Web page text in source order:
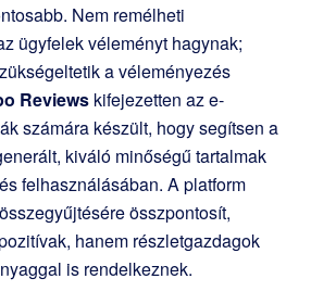
Nem remélheti
ügyfelek véleményt hagynak;
a véleményezés
Reviews kifejezetten az e-
számára készült, hogy segítsen a
kiváló minőségű tartalmak
felhasználásában. A platform
összpontosít,
hanem részletgazdagok
is rendelkeznek.